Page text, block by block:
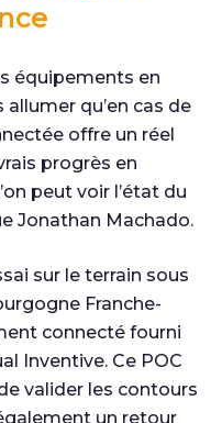
équipements en
qu’en cas de
offre un réel
progrès en
peut voir l’état du
Jonathan Machado.
sur le terrain sous
Franche-
connecté fourni
Inventive. Ce POC
valider les contours
un retour